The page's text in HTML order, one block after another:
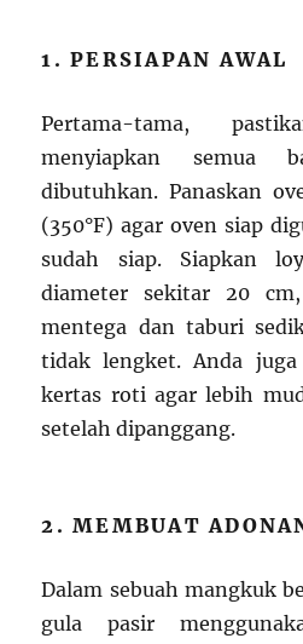
1. PERSIAPAN AWAL
Pertama-tama,
menyiapkan semua
dibutuhkan. Panaskan
(350°F) agar oven siap
sudah siap. Siapkan
diameter sekitar 20
mentega dan taburi
tidak lengket. Anda juga
kertas roti agar lebih
setelah dipanggang.
2. MEMBUAT
Dalam sebuah mangkuk
gula pasir